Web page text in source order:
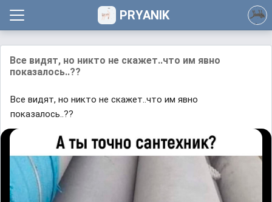
PRYANIK
Все видят, но никто не скажет..что им явно
показалось..??
Все видят, но никто не скажет..что им явно
показалось..??